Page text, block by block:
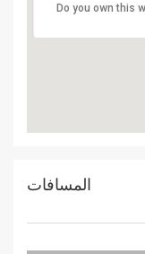
Do you own this
المسافات